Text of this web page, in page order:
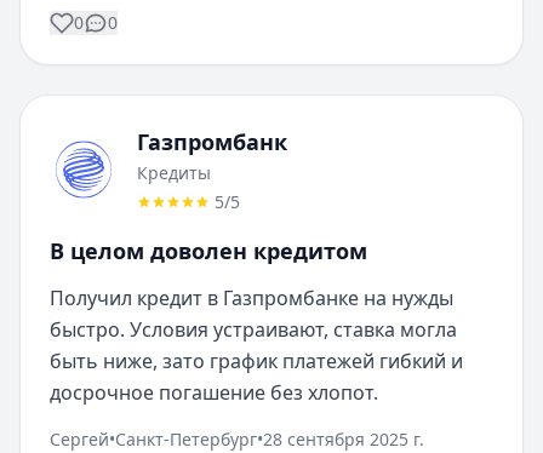
0 0
Газпромбанк
Кредиты
5/5
В целом доволен кредитом
Получил кредит в Газпромбанке на нужды
быстро. Условия устраивают, ставка могла
быть ниже, зато график платежей гибкий и
досрочное погашение без хлопот.
Сергей•Санкт-Петербург•28 сентября 2025 г.